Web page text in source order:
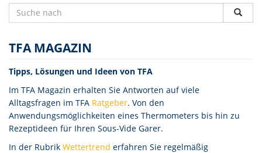
TFA MAGAZIN
Tipps, Lösungen und Ideen von TFA
Im TFA Magazin erhalten Sie Antworten auf viele
Alltagsfragen im TFA Ratgeber. Von den
Anwendungsmöglichkeiten eines Thermometers bis hin zu
Rezeptideen für Ihren Sous-Vide Garer.
In der Rubrik Wettertrend erfahren Sie regelmäßig